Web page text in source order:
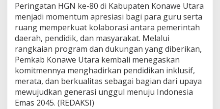
Peringatan HGN ke-80 di Kabupaten Konawe Utara
menjadi momentum apresiasi bagi para guru serta
ruang memperkuat kolaborasi antara pemerintah
daerah, pendidik, dan masyarakat. Melalui
rangkaian program dan dukungan yang diberikan,
Pemkab Konawe Utara kembali menegaskan
komitmennya menghadirkan pendidikan inklusif,
merata, dan berkualitas sebagai bagian dari upaya
mewujudkan generasi unggul menuju Indonesia
Emas 2045. (REDAKSI)